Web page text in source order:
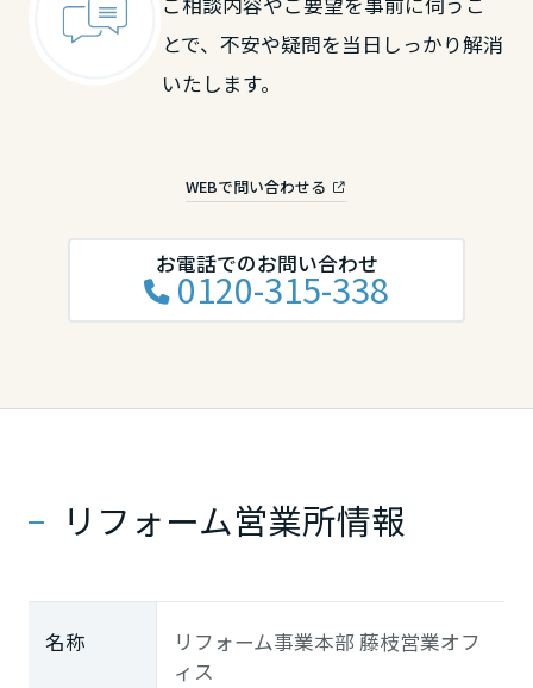
とで、不安や疑問を当日しっかり解消
いたします。
WEBで問い合わせる
お電話でのお問い合わせ
0120-315-338
リフォーム営業所情報
名称
リフォーム事業本部 藤枝営業オフ
ィス
鳥取県